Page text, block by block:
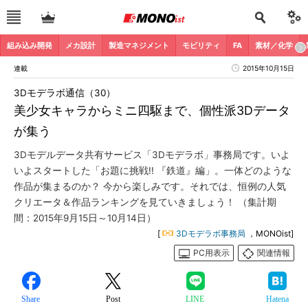
組み込み開発 メカ設計 製造マネジメント モビリティ FA 素材／化学
連載 2015年10月15日
美少女キャラからミニ四駆まで、個性派3Dデータ
が集う
3Dモデラボ通信（30）
3Dモデルデータ共有サービス「3Dモデラボ」事務局です。いよ
いよスタートした「お題に挑戦!! 『鉄道』編」。一体どのような
作品が集まるのか？ 今から楽しみです。それでは、恒例の人気
クリエータ＆作品ランキングを見ていきましょう！ （集計期
間：2015年9月15日～10月14日）
[ 3Dモデラボ事務局 ，MONOist]
PC用表示
関連情報
Share Post LINE Hatena